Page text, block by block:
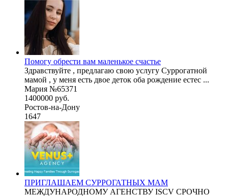
Помогу обрести вам маленькое счастье
Здравствуйте , предлагаю свою услугу Суррогатной
мамой , у меня есть двое деток оба рождение естес ...
Мария №65371
1400000 руб.
Ростов-на-Дону
1647
ПРИГЛАШАЕМ СУРРОГАТНЫХ МАМ
МЕЖДУНАРОДНОМУ АГЕНСТВУ ISCV СРОЧНО